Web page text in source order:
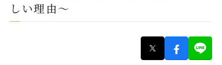
しい理由～